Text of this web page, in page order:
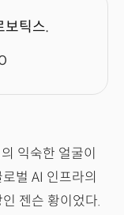
보틱스.
익숙한 얼굴이
벌 AI 인프라의
젠슨 황이었다.